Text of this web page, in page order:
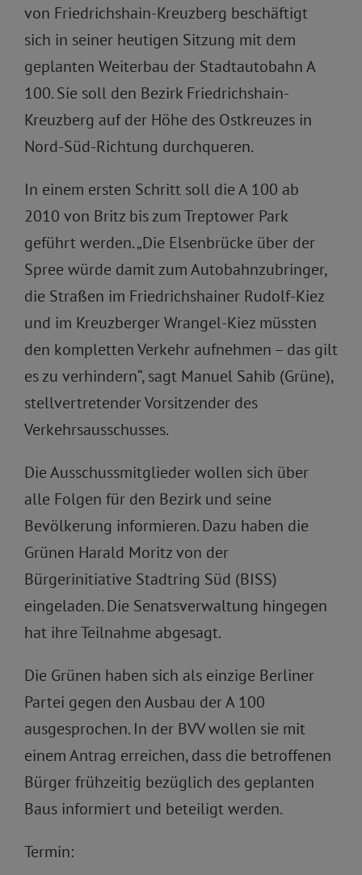
von Friedrichshain-Kreuzberg beschäftigt
sich in seiner heutigen Sitzung mit dem
geplanten Weiterbau der Stadtautobahn A
100. Sie soll den Bezirk Friedrichshain-
Kreuzberg auf der Höhe des Ostkreuzes in
Nord-Süd-Richtung durchqueren.
In einem ersten Schritt soll die A 100 ab
2010 von Britz bis zum Treptower Park
geführt werden. „Die Elsenbrücke über der
Spree würde damit zum Autobahnzubringer,
die Straßen im Friedrichshainer Rudolf-Kiez
und im Kreuzberger Wrangel-Kiez müssten
den kompletten Verkehr aufnehmen – das gilt
es zu verhindern“, sagt Manuel Sahib (Grüne),
stellvertretender Vorsitzender des
Verkehrsausschusses.
Die Ausschussmitglieder wollen sich über
alle Folgen für den Bezirk und seine
Bevölkerung informieren. Dazu haben die
Grünen Harald Moritz von der
Bürgerinitiative Stadtring Süd (BISS)
eingeladen. Die Senatsverwaltung hingegen
hat ihre Teilnahme abgesagt.
Die Grünen haben sich als einzige Berliner
Partei gegen den Ausbau der A 100
ausgesprochen. In der BVV wollen sie mit
einem Antrag erreichen, dass die betroffenen
Bürger frühzeitig bezüglich des geplanten
Baus informiert und beteiligt werden.
Termin: